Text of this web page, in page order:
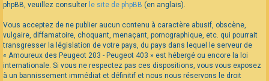
phpBB, veuillez consulter le site de phpBB (en anglais).
Vous acceptez de ne publier aucun contenu à caractère abusif, obscène,
vulgaire, diffamatoire, choquant, menaçant, pornographique, etc. qui pourrait
transgresser la législation de votre pays, du pays dans lequel le serveur de
« Amoureux des Peugeot 203 - Peugeot 403 » est hébergé ou encore la loi
internationale. Si vous ne respectez pas ces dispositions, vous vous exposez
à un bannissement immédiat et définitif et nous nous réservons le droit